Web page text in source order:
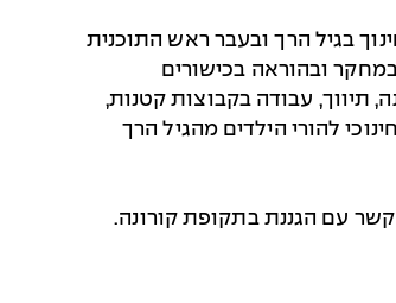
בגיל הרך ובעבר ראש התוכנית
ובהוראה בכישורים
תיווך, עבודה בקבוצות קטנות,
להורי הילדים מהגיל הרך
של אימהות על הקשר עם הגננת בתקופת קורונה.